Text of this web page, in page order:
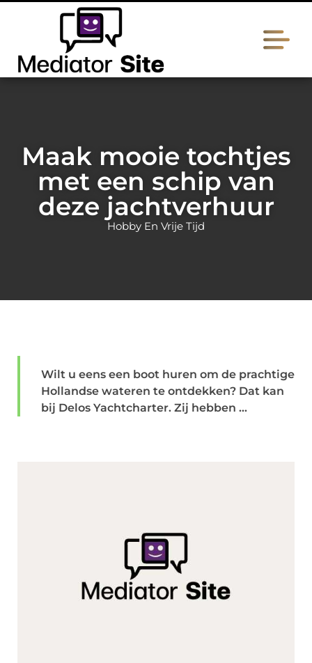
Maak mooie tochtjes
met een schip van
deze jachtverhuur
Hobby En Vrije Tijd
Wilt u eens een boot huren om de prachtige
Hollandse wateren te ontdekken? Dat kan
bij Delos Yachtcharter. Zij hebben ...